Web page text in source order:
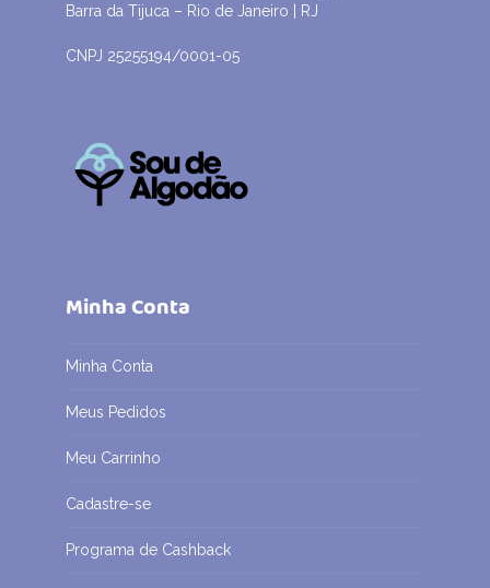
Barra da Tijuca – Rio de Janeiro | RJ
CNPJ 25255194/0001-05
Minha Conta
Minha Conta
Meus Pedidos
Meu Carrinho
Cadastre-se
Programa de Cashback